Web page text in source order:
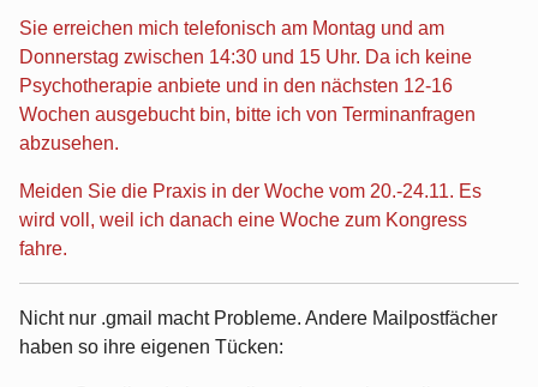
Sie erreichen mich telefonisch am Montag und am
Donnerstag zwischen 14:30 und 15 Uhr. Da ich keine
Psychotherapie anbiete und in den nächsten 12-16
Wochen ausgebucht bin, bitte ich von Terminanfragen
abzusehen.
Meiden Sie die Praxis in der Woche vom 20.-24.11. Es
wird voll, weil ich danach eine Woche zum Kongress
fahre.
Nicht nur .gmail macht Probleme. Andere Mailpostfächer
haben so ihre eigenen Tücken: